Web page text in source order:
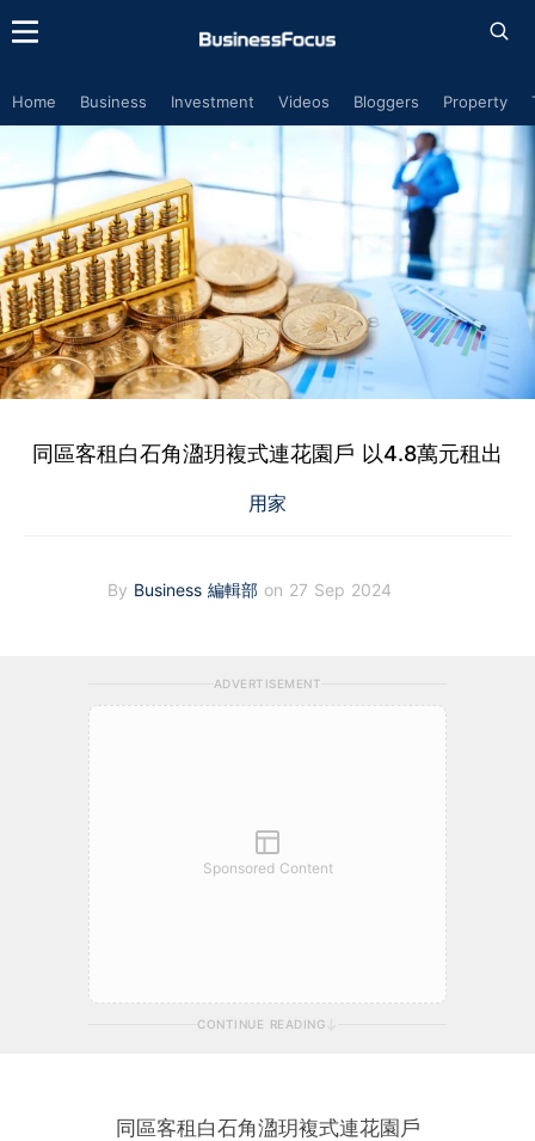
Home Business Investment Videos Bloggers Property
同區客租白石角溋玥複式連花園戶 以4.8萬元租出
用家
By Business 編輯部 on 27 Sep 2024
ADVERTISEMENT
Sponsored Content
CONTINUE READING
同區客租白石角溋玥複式連花園戶